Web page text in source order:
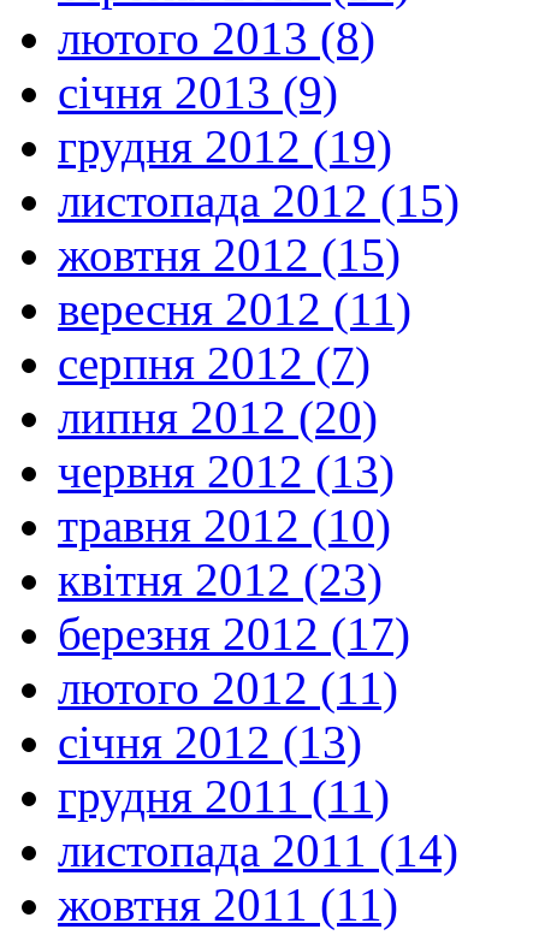
лютого 2013 (8)
січня 2013 (9)
грудня 2012 (19)
листопада 2012 (15)
жовтня 2012 (15)
вересня 2012 (11)
серпня 2012 (7)
липня 2012 (20)
червня 2012 (13)
травня 2012 (10)
квітня 2012 (23)
березня 2012 (17)
лютого 2012 (11)
січня 2012 (13)
грудня 2011 (11)
листопада 2011 (14)
жовтня 2011 (11)